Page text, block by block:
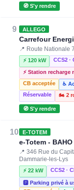
🧭 S'y rendre
9 ALLEGO
Carrefour
📍 Route Nationale
⚡ 120 kW CCS2 ·
⚡ Station recharge
CB acceptée
♿
Réservable
🏍️ 2
🧭 S'y rendre
10 E-TOTEM
e-Totem -
📍 346 Rue du
Dammarie-les-Lys
⚡ 22 kW CCS2 ·
🅿️ Parking privé à